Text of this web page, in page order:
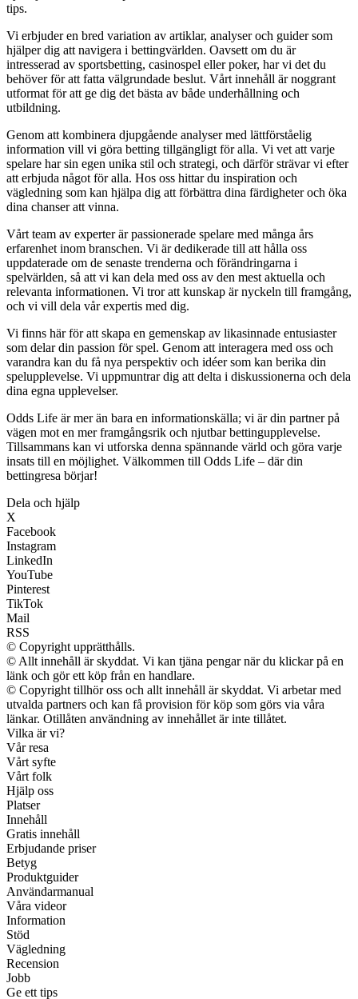
tips.
Vi erbjuder en bred variation av artiklar, analyser och guider som
hjälper dig att navigera i bettingvärlden. Oavsett om du är
intresserad av sportsbetting, casinospel eller poker, har vi det du
behöver för att fatta välgrundade beslut. Vårt innehåll är noggrant
utformat för att ge dig det bästa av både underhållning och
utbildning.
Genom att kombinera djupgående analyser med lättförståelig
information vill vi göra betting tillgängligt för alla. Vi vet att varje
spelare har sin egen unika stil och strategi, och därför strävar vi efter
att erbjuda något för alla. Hos oss hittar du inspiration och
vägledning som kan hjälpa dig att förbättra dina färdigheter och öka
dina chanser att vinna.
Vårt team av experter är passionerade spelare med många års
erfarenhet inom branschen. Vi är dedikerade till att hålla oss
uppdaterade om de senaste trenderna och förändringarna i
spelvärlden, så att vi kan dela med oss av den mest aktuella och
relevanta informationen. Vi tror att kunskap är nyckeln till framgång,
och vi vill dela vår expertis med dig.
Vi finns här för att skapa en gemenskap av likasinnade entusiaster
som delar din passion för spel. Genom att interagera med oss och
varandra kan du få nya perspektiv och idéer som kan berika din
spelupplevelse. Vi uppmuntrar dig att delta i diskussionerna och dela
dina egna upplevelser.
Odds Life är mer än bara en informationskälla; vi är din partner på
vägen mot en mer framgångsrik och njutbar bettingupplevelse.
Tillsammans kan vi utforska denna spännande värld och göra varje
insats till en möjlighet. Välkommen till Odds Life – där din
bettingresa börjar!
Dela och hjälp
X
Facebook
Instagram
LinkedIn
YouTube
Pinterest
TikTok
Mail
RSS
© Copyright upprätthålls.
© Allt innehåll är skyddat. Vi kan tjäna pengar när du klickar på en
länk och gör ett köp från en handlare.
© Copyright tillhör oss och allt innehåll är skyddat. Vi arbetar med
utvalda partners och kan få provision för köp som görs via våra
länkar. Otillåten användning av innehållet är inte tillåtet.
Vilka är vi?
Vår resa
Vårt syfte
Vårt folk
Hjälp oss
Platser
Innehåll
Gratis innehåll
Erbjudande priser
Betyg
Produktguider
Användarmanual
Våra videor
Information
Stöd
Vägledning
Recension
Jobb
Ge ett tips